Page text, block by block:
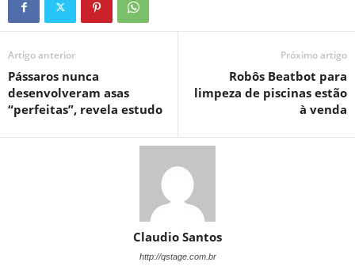
Artigo anterior
Pássaros nunca
desenvolveram asas
“perfeitas”, revela estudo
Próximo artigo
Robôs Beatbot para
limpeza de piscinas estão
à venda
Claudio Santos
http://qstage.com.br